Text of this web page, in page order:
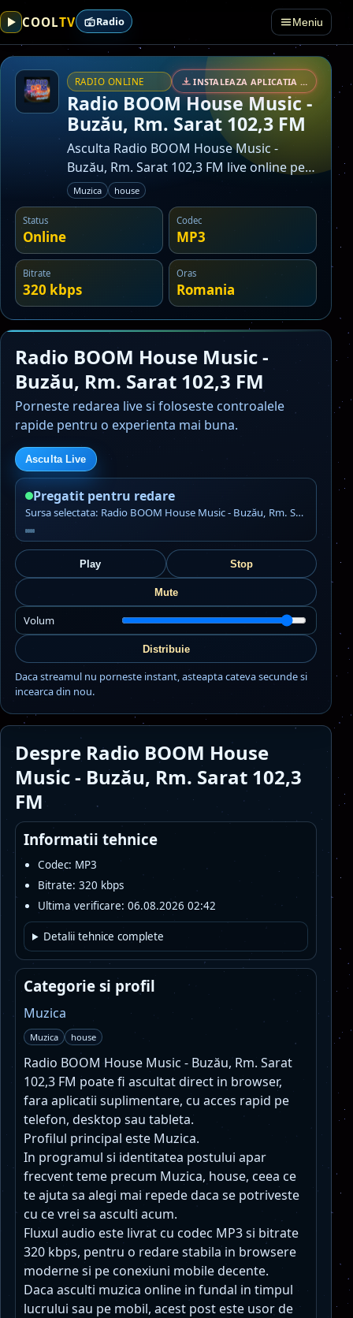
COOLTV Radio Meniu
RADIO ONLINE INSTALEAZA APLICATIA • SECURIZAT
Radio BOOM House Music -
Buzău, Rm. Sarat 102,3 FM
Asculta Radio BOOM House Music -
Buzău, Rm. Sarat 102,3 FM live online pe
Cool TV Online Radio. Post din categoria
muzica.
Muzica house
Status
Online
Codec
MP3
Bitrate
320 kbps
Oras
Romania
Radio BOOM House Music -
Buzău, Rm. Sarat 102,3 FM
Porneste redarea live si foloseste controalele
rapide pentru o experienta mai buna.
Asculta Live
Pregatit pentru redare
Sursa selectata: Radio BOOM House Music - Buzău, Rm. Sarat 102,3 FM
Play Stop
Mute
Volum
Distribuie
Daca streamul nu porneste instant, asteapta cateva secunde si
incearca din nou.
Despre Radio BOOM House
Music - Buzău, Rm. Sarat 102,3
FM
Informatii tehnice
Codec: MP3
Bitrate: 320 kbps
Ultima verificare: 06.08.2026 02:42
Detalii tehnice complete
Categorie si profil
Muzica
Muzica house
Radio BOOM House Music - Buzău, Rm. Sarat
102,3 FM poate fi ascultat direct in browser,
fara aplicatii suplimentare, cu acces rapid pe
telefon, desktop sau tableta.
Profilul principal este Muzica.
In programul si identitatea postului apar
frecvent teme precum Muzica, house, ceea ce
te ajuta sa alegi mai repede daca se potriveste
cu ce vrei sa asculti acum.
Fluxul audio este livrat cu codec MP3 si bitrate
320 kbps, pentru o redare stabila in browsere
moderne si pe conexiuni mobile decente.
Daca asculti muzica online in fundal in timpul
lucrului sau pe mobil, acest post este usor de